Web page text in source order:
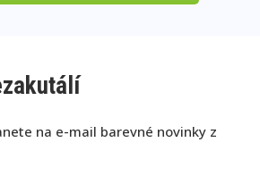
na e-mail barevné novinky z